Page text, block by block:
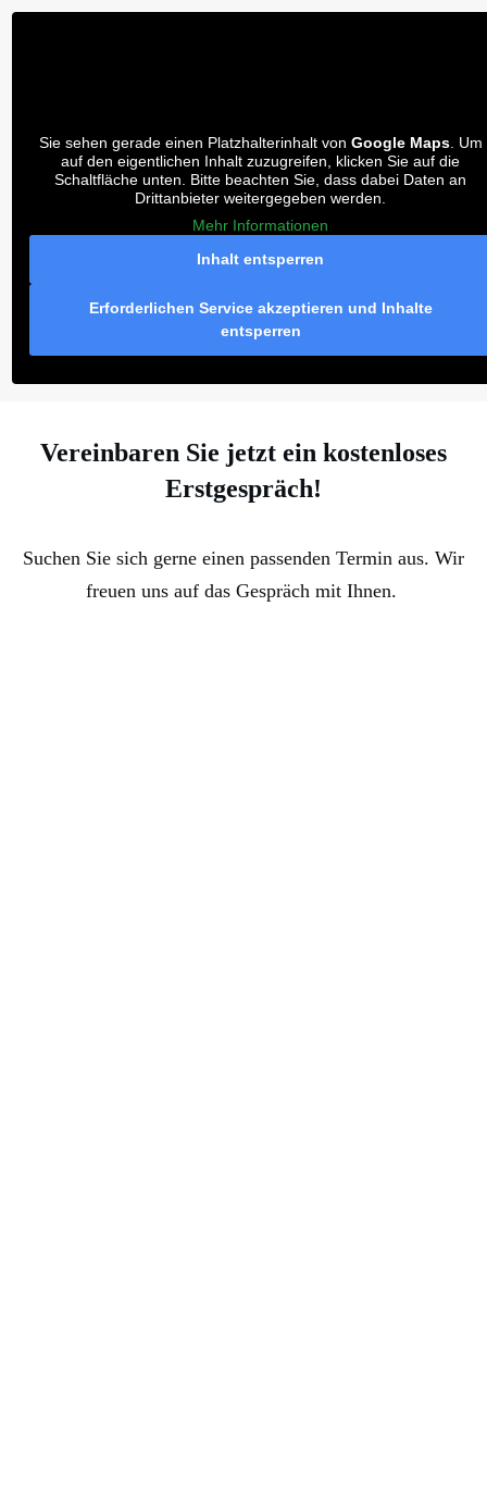
Sie sehen gerade einen Platzhalterinhalt von Google Maps. Um
auf den eigentlichen Inhalt zuzugreifen, klicken Sie auf die
Schaltfläche unten. Bitte beachten Sie, dass dabei Daten an
Drittanbieter weitergegeben werden.
Mehr Informationen
Inhalt entsperren
Erforderlichen Service akzeptieren und Inhalte
entsperren
Vereinbaren Sie jetzt ein kostenloses
Erstgespräch!
Suchen Sie sich gerne einen passenden Termin aus. Wir
freuen uns auf das Gespräch mit Ihnen.